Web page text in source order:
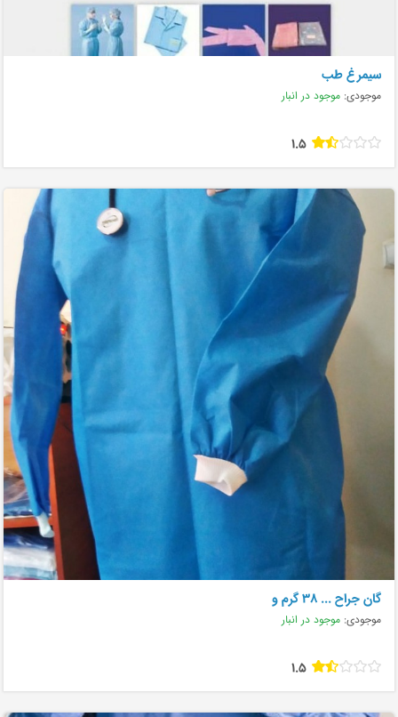
سیمرغ طب
موجودی: موجود در انبار
1.5
گان جراح ... ۳۸ گرم و
موجودی: موجود در انبار
1.5